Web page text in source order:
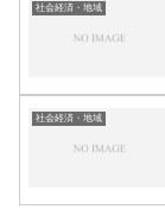
社会経済・地域
社会経済・地域